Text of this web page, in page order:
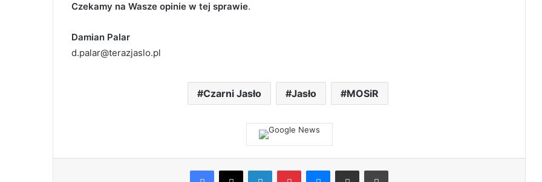
Czekamy na Wasze opinie w tej sprawie.
Damian Palar
d.palar@terazjaslo.pl
Czarni Jasło Jasło MOSiR
Facebook
X LinkedInPinterestMessenger
Share via Email Print